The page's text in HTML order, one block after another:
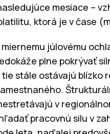
mesiace –
ktorá je v čase
júlovému
plne pokrývať
stále ostávajú blízko
v
pracovnú silu v